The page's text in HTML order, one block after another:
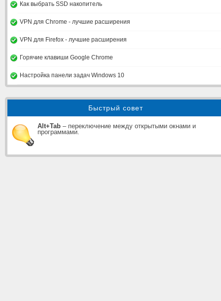
Как выбрать SSD накопитель
VPN для Chrome - лучшие расширения
VPN для Firefox - лучшие расширения
Горячие клавиши Google Chrome
Настройка панели задач Windows 10
Быстрый совет
Alt+Tab – переключение между открытыми окнами и
программами.